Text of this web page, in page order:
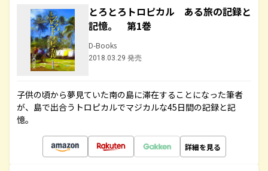
とろとろトロピカル ある旅の記録と
記憶。 第1巻
D-Books
2018.03.29 発売
子供の頃から夢見ていた南の島に滞在することになった筆者
が、島で出合うトロピカルでマジカルな45日間の記録と記
憶。
詳細を見る